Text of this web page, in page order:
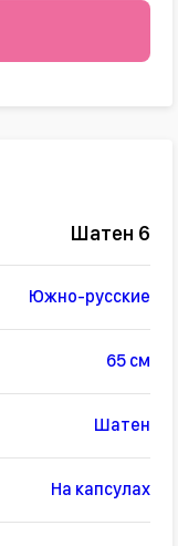
Шатен 6
Южно-русские
65 см
Шатен
На капсулах